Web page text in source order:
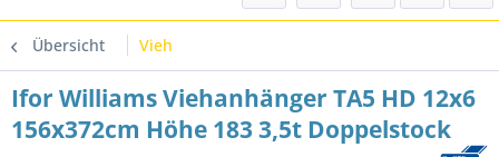
Übersicht Vieh
Ifor Williams Viehanhänger TA5 HD 12x6
156x372cm Höhe 183 3,5t Doppelstock